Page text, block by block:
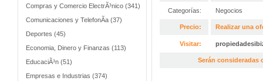
Compras y Comercio ElectrÃ³nico (341)
Comunicaciones y TelefonÃ­a (37)
Deportes (45)
Economia, Dinero y Finanzas (113)
EducaciÃ³n (51)
Empresas e Industrias (374)
Categorías: Negocios
Precio: Realizar una
Visitar:
Serán consideradas